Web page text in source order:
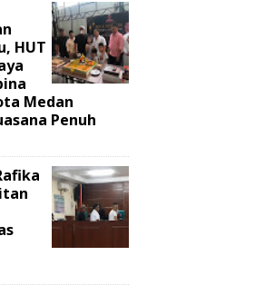
HUT
Medan
Penuh